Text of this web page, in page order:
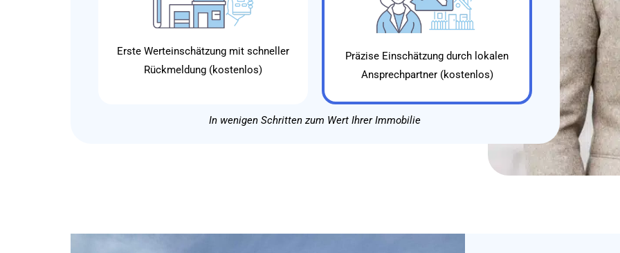
Erste Werteinschätzung mit schneller
Rückmeldung (kostenlos)
Präzise Einschätzung durch lokalen
Ansprechpartner (kostenlos)
In wenigen Schritten zum Wert Ihrer Immobilie